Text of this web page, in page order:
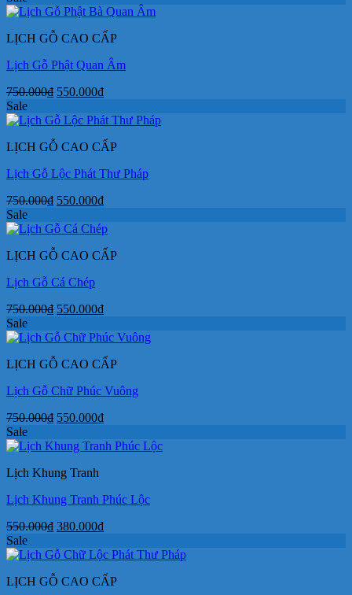
là:
tại
550.000₫.
LỊCH GỖ CAO CẤP
Lịch Gỗ Phật Quan Âm
750.000₫ Giá
là:
550.000₫Giá
tại
550.000₫.
Sale
LỊCH GỖ CAO CẤP
Lịch Gỗ Lộc Phát Thư Pháp
750.000₫ Giá
là:
550.000₫Giá
tại
550.000₫.
Sale
LỊCH GỖ CAO CẤP
Lịch Gỗ Cá Chép
750.000₫ Giá
là:
550.000₫Giá
tại
550.000₫.
Sale
LỊCH GỖ CAO CẤP
Lịch Gỗ Chữ Phúc Vuông
750.000₫ Giá
là:
550.000₫Giá
tại
Sale
Lịch Khung Tranh
Lịch Khung Tranh Phúc Lộc
550.000₫ Giá
là:
380.000₫Giá
tại
380.000₫.
Sale
LỊCH GỖ CAO CẤP